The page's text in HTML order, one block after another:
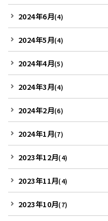
2024年6月(4)
2024年5月(4)
2024年4月(5)
2024年3月(4)
2024年2月(6)
2024年1月(7)
2023年12月(4)
2023年11月(4)
2023年10月(7)